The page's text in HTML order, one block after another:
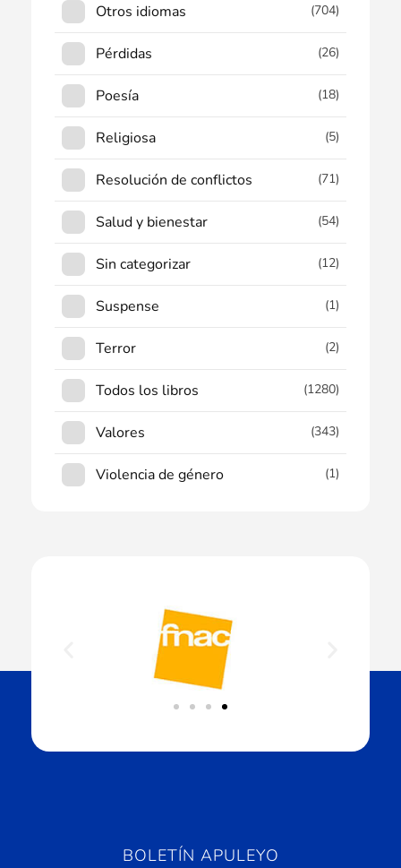
Otros idiomas (704)
Pérdidas (26)
Poesía (18)
Religiosa (5)
Resolución de conflictos (71)
Salud y bienestar (54)
Sin categorizar (12)
Suspense (1)
Terror (2)
Todos los libros (1280)
Valores (343)
Violencia de género (1)
BOLETÍN APULEYO